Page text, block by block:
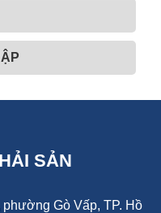
SẢN
phường Gò Vấp, TP. Hồ